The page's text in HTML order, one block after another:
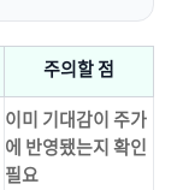
주의할 점
이미 기대감이 주가
에 반영됐는지 확인
필요